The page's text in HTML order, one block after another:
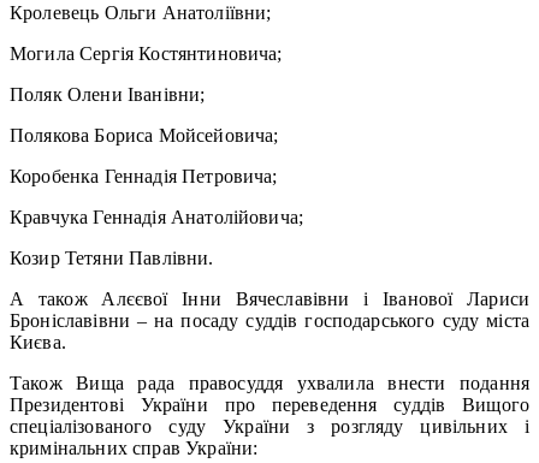
Кролевець Ольги Анатоліївни;
Могила Сергія Костянтиновича;
Поляк Олени Іванівни;
Полякова Бориса Мойсейовича;
Коробенка Геннадія Петровича;
Кравчука Геннадія Анатолійовича;
Козир Тетяни Павлівни.
А також Алєєвої Інни Вячеславівни і Іванової Лариси
Броніславівни – на посаду суддів господарського суду міста
Києва.
Також Вища рада правосуддя ухвалила внести подання
Президентові України про переведення суддів Вищого
спеціалізованого суду України з розгляду цивільних і
кримінальних справ України: